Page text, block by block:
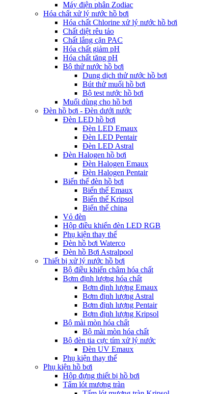
Máy điện phân Zodiac
Hóa chất xử lý nước hồ bơi
Hóa chất Chlorine xử lý nước hồ bơi
Chất diệt rêu tảo
Chất lắng cặn PAC
Hóa chất giảm pH
Hóa chất tăng pH
Bộ thử nước hồ bơi
Dung dịch thử nước hồ bơi
Bút thử muối hồ bơi
Bộ test nước hồ bơi
Muối dùng cho hồ bơi
Đèn hồ bơi - Đèn dưới nước
Đèn LED hồ bơi
Đèn LED Emaux
Đèn LED Pentair
Đèn LED Astral
Đèn Halogen hồ bơi
Đèn Halogen Emaux
Đèn Halogen Pentair
Biến thế đèn hồ bơi
Biến thế Emaux
Biến thế Kripsol
Biến thế china
Vỏ đèn
Hộp điều khiển đèn LED RGB
Phụ kiện thay thế
Đèn hồ bơi Waterco
Đèn hồ Bơi Astralpool
Thiết bị xử lý nước hồ bơi
Bộ điều khiển châm hóa chất
Bơm định lượng hóa chất
Bơm định lượng Emaux
Bơm định lượng Astral
Bơm định lượng Pentair
Bơm định lượng Kripsol
Bộ mài mòn hóa chất
Bộ mài mòn hóa chất
Bộ đèn tia cực tím xử lý nước
Đèn UV Emaux
Phụ kiện thay thế
Phụ kiện hồ bơi
Hộp đựng thiết bị hồ bơi
Tấm lót mương tràn